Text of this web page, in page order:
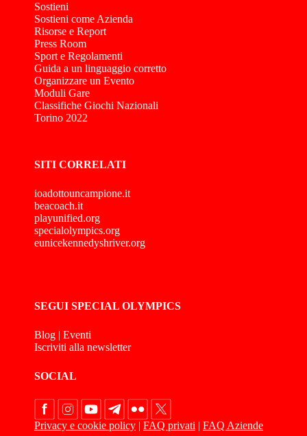
Sostieni
Sostieni come Azienda
Risorse e Report
Press Room
Sport e Regolamenti
Guida a un linguaggio corretto
Organizzare un Evento
Moduli Gare
Classifiche Giochi Nazionali
Torino 2022
SITI CORRELATI
ioadottouncampione.it
beacoach.it
playunified.org
specialolympics.org
eunicekennedyshriver.org
SEGUI SPECIAL OLYMPICS
Blog | Eventi
Iscriviti alla newsletter
SOCIAL
Privacy e cookie policy | FAQ privati | FAQ Aziende